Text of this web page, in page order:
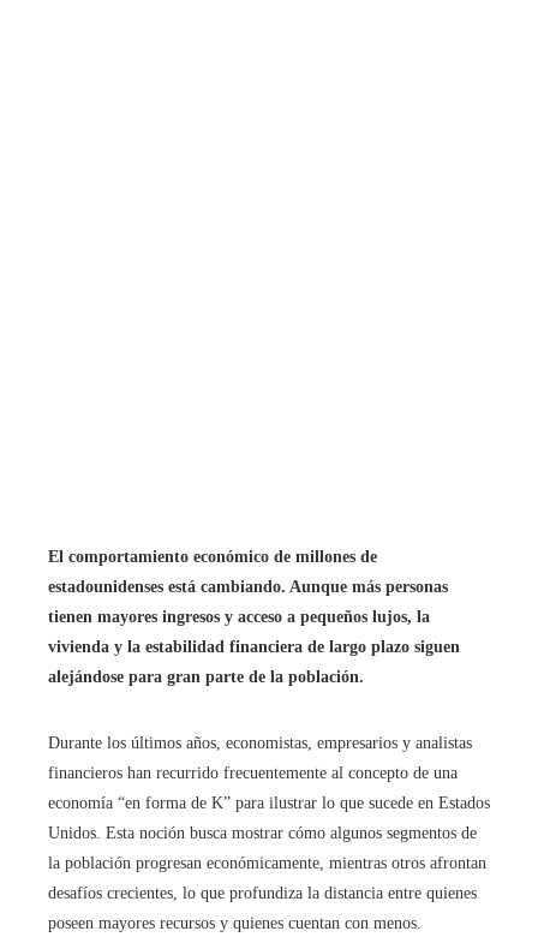
El comportamiento económico de millones de
estadounidenses está cambiando. Aunque más personas
tienen mayores ingresos y acceso a pequeños lujos, la
vivienda y la estabilidad financiera de largo plazo siguen
alejándose para gran parte de la población.
Durante los últimos años, economistas, empresarios y analistas
financieros han recurrido frecuentemente al concepto de una
economía “en forma de K” para ilustrar lo que sucede en Estados
Unidos. Esta noción busca mostrar cómo algunos segmentos de
la población progresan económicamente, mientras otros afrontan
desafíos crecientes, lo que profundiza la distancia entre quienes
poseen mayores recursos y quienes cuentan con menos.